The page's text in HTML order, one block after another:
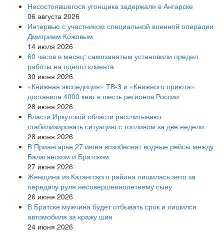
Несостоявшегося угонщика задержали в Ангарске
06 августа 2026
Интервью с участником специальной военной операции
Дмитрием Кожовым
14 июля 2026
60 часов в месяц: самозанятым установили предел
работы на одного клиента
30 июня 2026
«Книжная экспедиция» ТВ-3 и «Книжного приюта»
доставила 4000 книг в шесть регионов России
28 июня 2026
Власти Иркутской области рассчитывают
стабилизировать ситуацию с топливом за две недели
28 июня 2026
В Приангарье 27 июня возобновят водные рейсы между
Балаганском и Братском
27 июня 2026
Женщина из Катангского района лишилась авто за
передачу руля несовершеннолетнему сыну
26 июня 2026
В Братске мужчина будет отбывать срок и лишился
автомобиля за кражу шин
24 июня 2026